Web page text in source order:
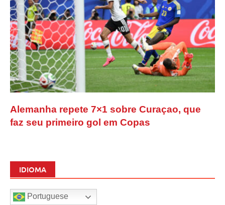
Alemanha repete 7×1 sobre Curaçao, que
faz seu primeiro gol em Copas
IDIOMA
Portuguese